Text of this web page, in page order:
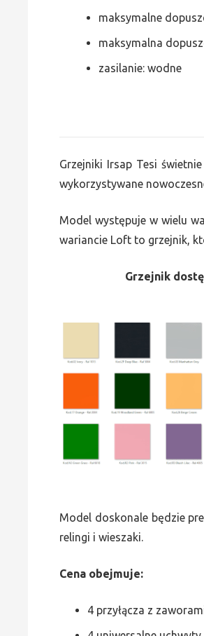
maksymalne
maksymalna
zasilanie: wodne
Grzejniki Irsap Tesi
wykorzystywane
Model występuje w wielu
wariancie Loft to grzejnik,
Grzejnik
Model doskonale będzie
relingi i wieszaki.
Cena obejmuje:
4 przyłącza z